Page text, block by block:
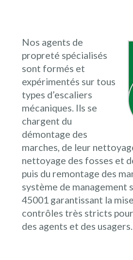
Nos agents de
propreté spécialisés
sont formés et
expérimentés sur tous
types d’escaliers
mécaniques. Ils se
chargent du
démontage des
marches, de leur
nettoyage des fosses et
puis du remontage des
système de management
45001 garantissant la
contrôles très stricts
des agents et des usagers.